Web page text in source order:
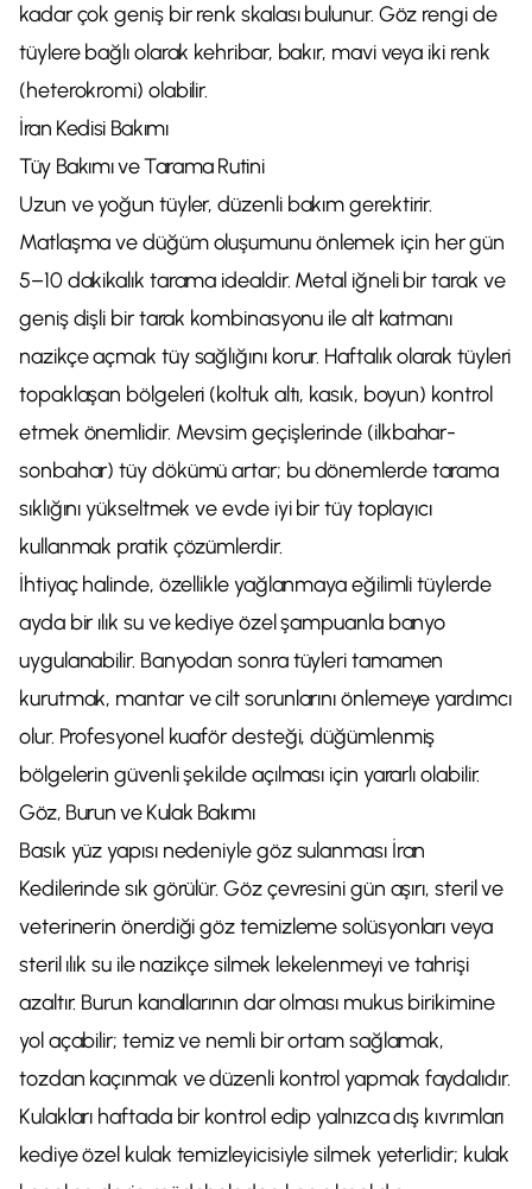
kadar çok geniş bir renk skalası bulunur. Göz rengi de
tüylere bağlı olarak kehribar, bakır, mavi veya iki renk
(heterokromi) olabilir.
İran Kedisi Bakımı
Tüy Bakımı ve Tarama Rutini
Uzun ve yoğun tüyler, düzenli bakım gerektirir.
Matlaşma ve düğüm oluşumunu önlemek için her gün
5–10 dakikalık tarama idealdir. Metal iğneli bir tarak ve
geniş dişli bir tarak kombinasyonu ile alt katmanı
nazikçe açmak tüy sağlığını korur. Haftalık olarak tüyleri
topaklaşan bölgeleri (koltuk altı, kasık, boyun) kontrol
etmek önemlidir. Mevsim geçişlerinde (ilkbahar-
sonbahar) tüy dökümü artar; bu dönemlerde tarama
sıklığını yükseltmek ve evde iyi bir tüy toplayıcı
kullanmak pratik çözümlerdir.
İhtiyaç halinde, özellikle yağlanmaya eğilimli tüylerde
ayda bir ılık su ve kediye özel şampuanla banyo
uygulanabilir. Banyodan sonra tüyleri tamamen
kurutmak, mantar ve cilt sorunlarını önlemeye yardımcı
olur. Profesyonel kuaför desteği, düğümlenmiş
bölgelerin güvenli şekilde açılması için yararlı olabilir.
Göz, Burun ve Kulak Bakımı
Basık yüz yapısı nedeniyle göz sulanması İran
Kedilerinde sık görülür. Göz çevresini gün aşırı, steril ve
veterinerin önerdiği göz temizleme solüsyonları veya
steril ılık su ile nazikçe silmek lekelenmeyi ve tahrişi
azaltır. Burun kanallarının dar olması mukus birikimine
yol açabilir; temiz ve nemli bir ortam sağlamak,
tozdan kaçınmak ve düzenli kontrol yapmak faydalıdır.
Kulakları haftada bir kontrol edip yalnızca dış kıvrımları
kediye özel kulak temizleyicisiyle silmek yeterlidir; kulak